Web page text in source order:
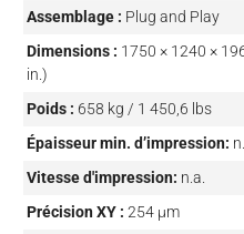
Assemblage : Plug and Play
Dimensions : 1750 × 1240 ×
in.)
Poids : 658 kg / 1 450,6 lbs
Épaisseur min. d’impression:
Vitesse d'impression: n.a.
Précision XY : 254 µm